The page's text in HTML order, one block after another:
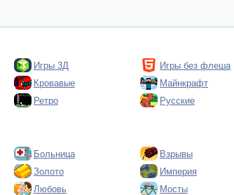
Игры 3Д Игры без флеша
Кровавые Майнкрафт
Ретро Русские
Больница Взрывы
Золото Империя
Любовь Мосты